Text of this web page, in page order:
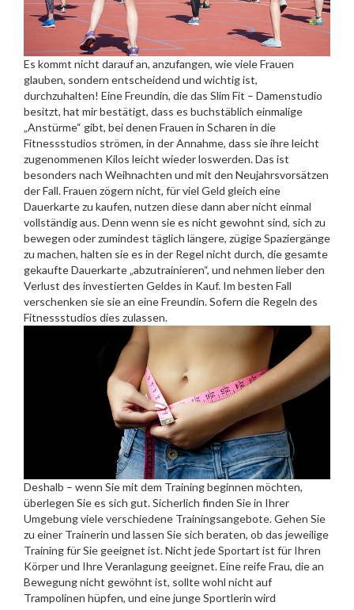
Es kommt nicht darauf an, anzufangen, wie viele Frauen
glauben, sondern entscheidend und wichtig ist,
durchzuhalten! Eine Freundin, die das Slim Fit – Damenstudio
besitzt, hat mir bestätigt, dass es buchstäblich einmalige
„Anstürme“ gibt, bei denen Frauen in Scharen in die
Fitnessstudios strömen, in der Annahme, dass sie ihre leicht
zugenommenen Kilos leicht wieder loswerden. Das ist
besonders nach Weihnachten und mit den Neujahrsvorsätzen
der Fall. Frauen zögern nicht, für viel Geld gleich eine
Dauerkarte zu kaufen, nutzen diese dann aber nicht einmal
vollständig aus. Denn wenn sie es nicht gewohnt sind, sich zu
bewegen oder zumindest täglich längere, zügige Spaziergänge
zu machen, halten sie es in der Regel nicht durch, die gesamte
gekaufte Dauerkarte „abzutrainieren“, und nehmen lieber den
Verlust des investierten Geldes in Kauf. Im besten Fall
verschenken sie sie an eine Freundin. Sofern die Regeln des
Fitnessstudios dies zulassen.
Deshalb – wenn Sie mit dem Training beginnen möchten,
überlegen Sie es sich gut. Sicherlich finden Sie in Ihrer
Umgebung viele verschiedene Trainingsangebote. Gehen Sie
zu einer Trainerin und lassen Sie sich beraten, ob das jeweilige
Training für Sie geeignet ist. Nicht jede Sportart ist für Ihren
Körper und Ihre Veranlagung geeignet. Eine reife Frau, die an
Bewegung nicht gewöhnt ist, sollte wohl nicht auf
Trampolinen hüpfen, und eine junge Sportlerin wird